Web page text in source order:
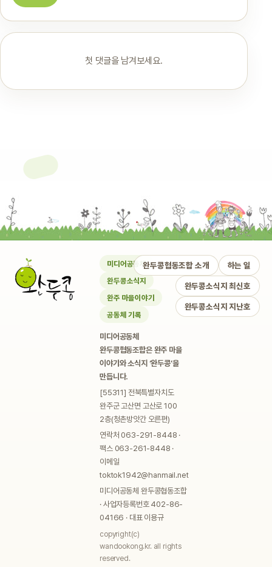
첫 댓글을 남겨보세요.
미디어공동체
완두콩소식지
완주 마을이야기
공동체 기록
미디어공동체
완두콩협동조합은 완주 마을
이야기와 소식지 ‘완두콩’을
만듭니다.
[55311] 전북특별자치도
완주군 고산면 고산로 100
2층(청촌방앗간 오른편)
연락처 063-291-8448 ·
팩스 063-261-8448 ·
이메일
toktok1942@hanmail.net
미디어공동체 완두콩협동조합
· 사업자등록번호 402-86-
04166 · 대표 이용규
copyright(c)
wandookong.kr. all rights
reserved.
완두콩협동조합 소개 하는 일
완두콩소식지 최신호
완두콩소식지 지난호